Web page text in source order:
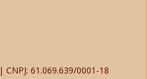
61.069.639/0001-18